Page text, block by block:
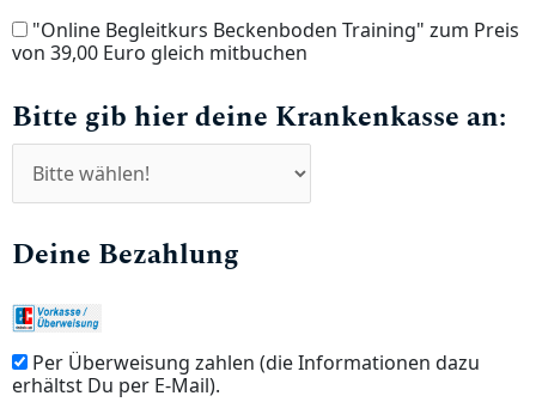
"Online Begleitkurs Beckenboden Training" zum Preis
von 39,00 Euro gleich mitbuchen
Bitte gib hier deine Krankenkasse an:
Deine Bezahlung
Per Überweisung zahlen (die Informationen dazu
erhältst Du per E-Mail).